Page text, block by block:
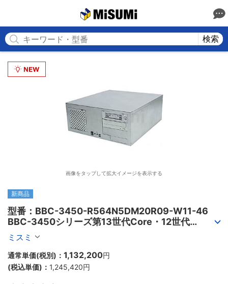
検索
画像をタップして拡大イメージを表示する
新商品
型番：BBC-3450-R564N5DM20R09-W11-46
BBC-3450シリーズ第13世代Core・12世代
Celeron対応フロアマウント4PCIe
ミスミ
通常単価(税別)： 1,132,200円
(税込単価)： 1,245,420円